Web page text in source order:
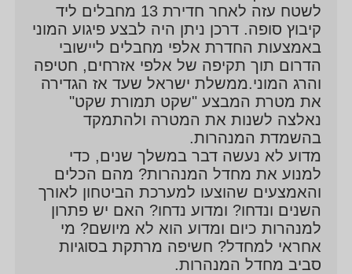
לשטח עזה לאחר חדירת 13 מחבלים ליד
קיבוץ סופה. דרכן ניתן היה לבצע פיגוע המוני
באמצעות החדרת אלפי מחבלים ליישובי
הדרום תוך תקיפה של אלפי אזרחים, חטיפה
והרג המוני.ממשלת ישראל שעד אז הגדירה
את מטרת המבצע "שקט תמורת שקט"
נאלצה לשנות את המטרה ולהתמקד
בהשמדת המנהרות.
מדוע לא נעשה דבר במשלך שנים, כדי
למנוע את מחדל המנהרות? מהם הכלים
והאמצעים שהוצעו למערכת הביטחון לאורך
השנים ונדחו? ומדוע נדחו? האם יש פתרון
למנהרות כיום ומדוע הוא לא מיושם? מי
אחראי למחדל? חשיפה מרתקת בסוגיות
סביב מחדל המנהרות.